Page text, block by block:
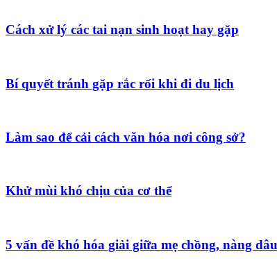
Cách xử lý các tai nạn sinh hoạt hay gặp
Bí quyết tránh gặp rắc rối khi đi du lịch
Làm sao để cải cách văn hóa nơi công sở?
Khử mùi khó chịu của cơ thể
5 vấn đề khó hóa giải giữa mẹ chồng, nàng dâu